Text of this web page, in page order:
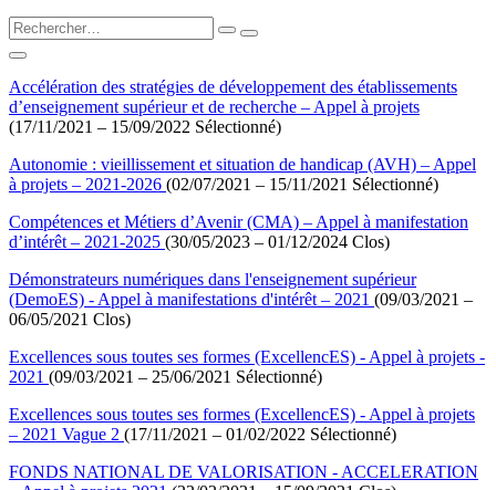
Accélération des stratégies de développement des établissements
d’enseignement supérieur et de recherche – Appel à projets
(17/11/2021 – 15/09/2022 Sélectionné)
Autonomie : vieillissement et situation de handicap (AVH) – Appel
à projets – 2021-2026 (02/07/2021 – 15/11/2021 Sélectionné)
Compétences et Métiers d’Avenir (CMA) – Appel à manifestation
d’intérêt – 2021-2025 (30/05/2023 – 01/12/2024 Clos)
Démonstrateurs numériques dans l'enseignement supérieur
(DemoES) - Appel à manifestations d'intérêt – 2021 (09/03/2021 –
06/05/2021 Clos)
Excellences sous toutes ses formes (ExcellencES) - Appel à projets -
2021 (09/03/2021 – 25/06/2021 Sélectionné)
Excellences sous toutes ses formes (ExcellencES) - Appel à projets
– 2021 Vague 2 (17/11/2021 – 01/02/2022 Sélectionné)
FONDS NATIONAL DE VALORISATION - ACCELERATION